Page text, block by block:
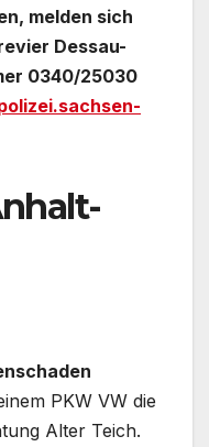
melden sich
Dessau-
0340/25030
PKW VW die
Alter Teich.